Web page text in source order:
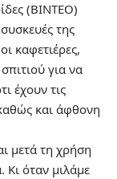
(ΒΙΝΤΕΟ)
της
καφετιέρες,
για να
έχουν τις
και άφθονη
μετά τη χρήση
Κι όταν μιλάμε